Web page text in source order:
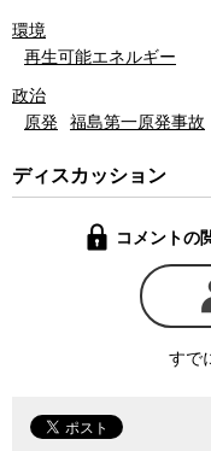
く、その路線がウクライ
という話になっているの
しかし、であるならば
打つことが先ではないの
氏に聞いた。
飯田氏は日本が再生可
最大の理由として、日本
した際に制度設計を誤っ
にしてしまったため、認
があると飯田氏は言う。
環境
再生可能エネルギー
政治
原発
福島第一原発事故
ディスカッション
コメントの
すで